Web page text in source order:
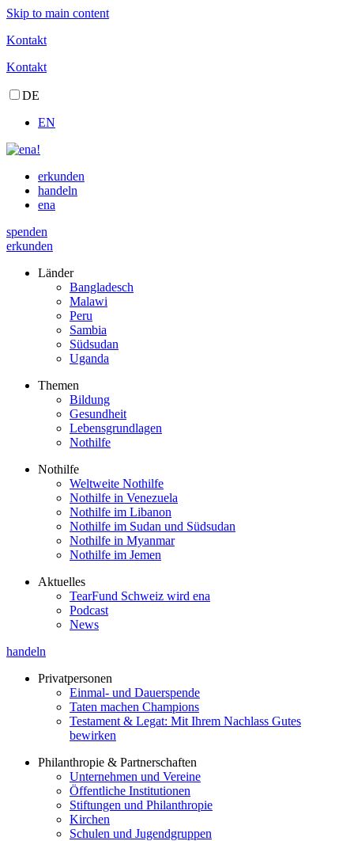
Skip to main content
Kontakt
Kontakt
DE
EN
erkunden
handeln
ena
spenden
erkunden
Länder
Bangladesch
Malawi
Peru
Sambia
Südsudan
Uganda
Themen
Bildung
Gesundheit
Lebensgrundlagen
Nothilfe
Nothilfe
Weltweite Nothilfe
Nothilfe in Venezuela
Nothilfe im Libanon
Nothilfe im Sudan und Südsudan
Nothilfe in Myanmar
Nothilfe im Jemen
Aktuelles
TearFund Schweiz wird ena
Podcast
News
handeln
Privatpersonen
Einmal- und Dauerspende
Taten machen Champions
Testament & Legat: Mit Ihrem Nachlass Gutes
bewirken
Philanthropie & Partnerschaften
Unternehmen und Vereine
Öffentliche Institutionen
Stiftungen und Philanthropie
Kirchen
Schulen und Jugendgruppen